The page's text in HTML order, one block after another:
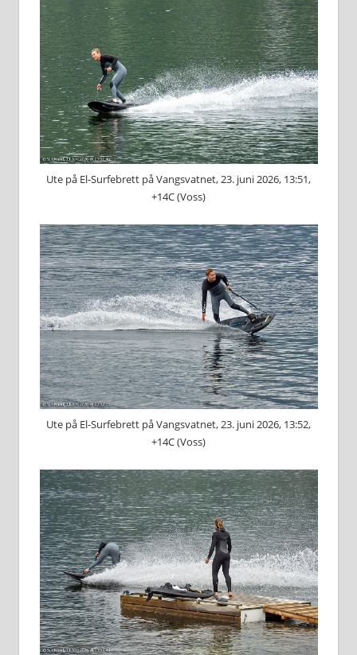
Ute på El-Surfebrett på Vangsvatnet, 23. juni 2026, 13:51,
+14C (Voss)
Ute på El-Surfebrett på Vangsvatnet, 23. juni 2026, 13:52,
+14C (Voss)